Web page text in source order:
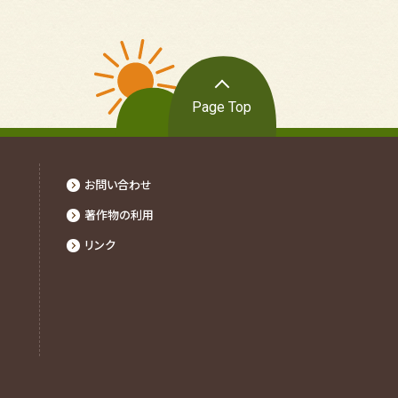
Page Top
お問い合わせ
著作物の利⽤
リンク